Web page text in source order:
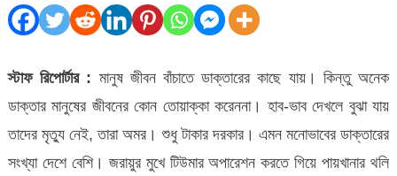
পায়খানার
থলে
কেটে
দেয়ায়
স্টাফ রিপোর্টার : মানুষ জীবন বাঁচাতে ডাক্তারের কাছে যায়। কিন্তু অনেক
ডাক্তার মানুষের জীবনের কোন তোয়াক্কা করেননা। হাব-ভাব দেখলে বুঝা যায়
তাদের মৃত্যু নেই, তারা অমর। শুধু টাকার দরকার। এমন মনোভাবের ডাক্তারের
সংখ্যা দেশে বেশি। জরায়ুর মুখে টিউমার অপারেশন করতে গিয়ে পায়খানার থলি